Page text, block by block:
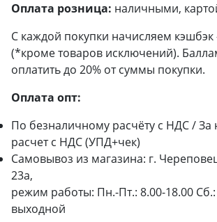
Оплата розница: наличными,
С каждой покупки начисляем кэшбэк
(*кроме товаров исключений).
оплатить до 20% от суммы покупки.
Оплата опт:
По безналичному расчёту с НДС / За
расчет с НДС (УПД+чек)
Самовывоз из магазина: г.
23а,
режим работы: Пн.-Пт.: 8.00-18.00 Сб.:
выходной